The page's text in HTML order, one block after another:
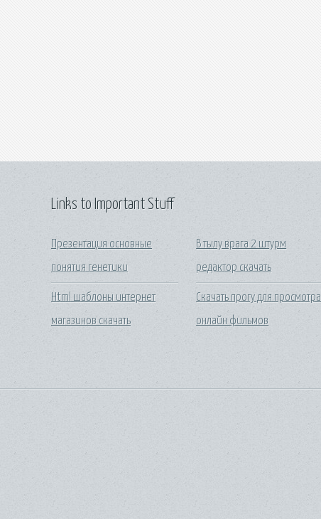
Links to Important Stuff
Презентация основные
понятия генетики
Html шаблоны интернет
магазинов скачать
В тылу врага 2 штурм
редактор скачать
Скачать прогу для просмотра
онлайн фильмов